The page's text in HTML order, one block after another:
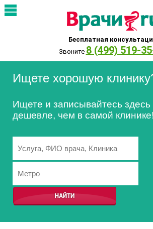
Бесплатная
Звоните 8 (499) 519-
Ищете хорошую
Ищете и записывайтесь здесь
дешевле, чем в самой клинике!